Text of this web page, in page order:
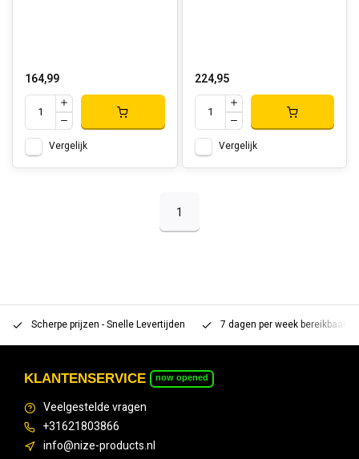
164,99
Vergelijk
224,95
Vergelijk
1
Scherpe prijzen - Snelle Levertijden 7 dagen per week bereikbaar
KLANTENSERVICE now opened
Veelgestelde vragen
+31621803866
info@nize-products.nl